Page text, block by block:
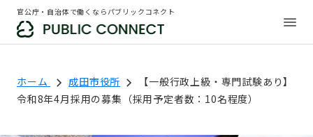
官公庁・自治体で働くならパブリックコネクト
ホーム 成田市役所
【一般行政上級・専門試験あり】
令和8年4月採用の募集（採用予定者数：10名程度）